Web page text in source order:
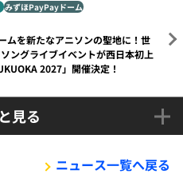
みずほPayPayドーム
ムを新たなアニソンの聖地に！世
ングライブイベントが西日本初上
2027」開催決定！
見る
ニュース一覧へ戻る